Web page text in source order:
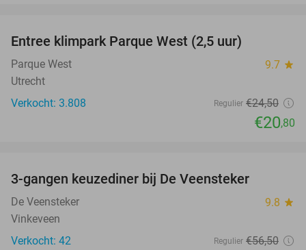
Entree klimpark Parque West (2,5 uur)
Parque West 9.7 star
Utrecht
Verkocht: 3.808
Regulier €24,50
€20,80
3-gangen keuzediner bij De Veensteker
De Veensteker 9.8 star
Vinkeveen
Verkocht: 42
Regulier €56,50